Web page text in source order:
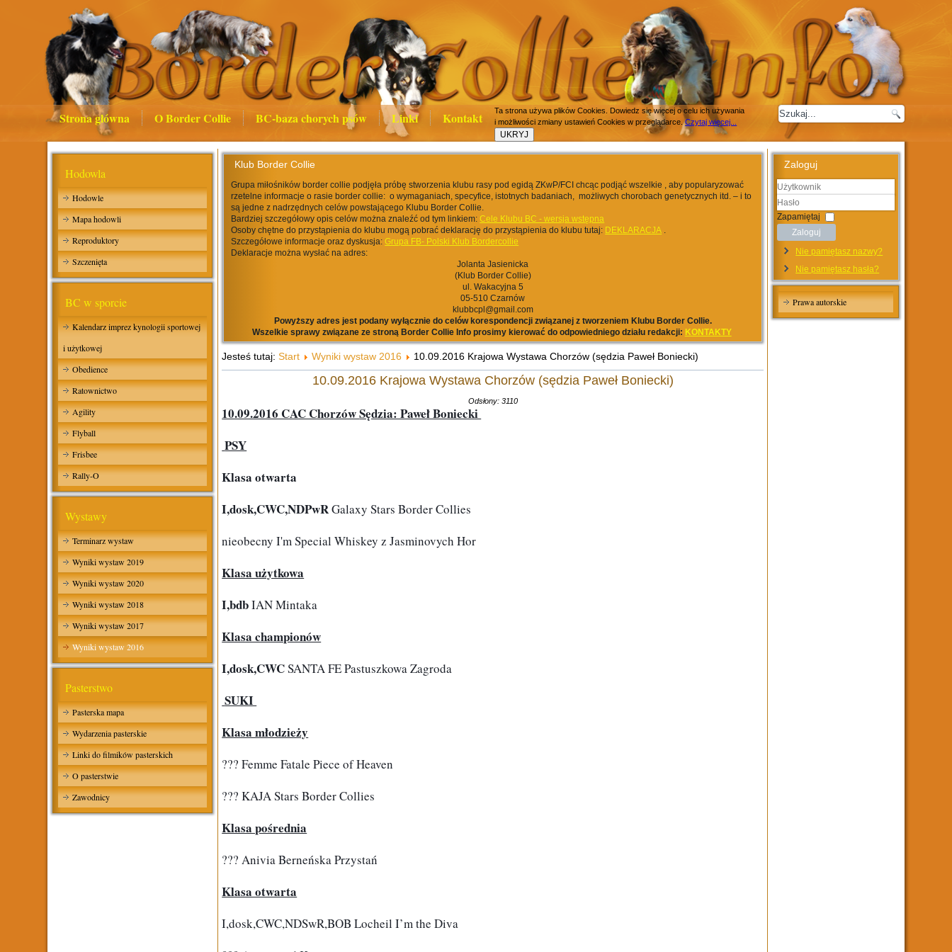
Strona główna O Border Collie BC-baza chorych psów Linki Kontakt
Ta strona używa plików Cookies. Dowiedz się więcej o celu ich używania
i możliwości zmiany ustawień Cookies w przeglądarce.Czytaj więcej...
Hodowla
Hodowle
Mapa hodowli
Reproduktory
Szczenięta
BC w sporcie
Kalendarz imprez kynologii sportowej
i użytkowej
Obedience
Ratownictwo
Agility
Flyball
Frisbee
Rally-O
Wystawy
Terminarz wystaw
Wyniki wystaw 2019
Wyniki wystaw 2020
Wyniki wystaw 2018
Wyniki wystaw 2017
Wyniki wystaw 2016
Pasterstwo
Pasterska mapa
Wydarzenia pasterskie
Linki do filmików pasterskich
O pasterstwie
Zawodnicy
Klub Border Collie
Grupa miłośników border collie podjęła próbę stworzenia klubu rasy pod egidą ZKwP/FCI chcąc podjąć wszelkie , aby popularyzować
rzetelne informacje o rasie border collie: o wymaganiach, specyfice, istotnych badaniach, możliwych chorobach genetycznych itd. – i to
są jedne z nadrzędnych celów powstającego Klubu Border Collie.
Bardziej szczegółowy opis celów można znaleźć od tym linkiem:Cele Klubu BC - wersja wstępna
Osoby chętne do przystąpienia do klubu mogą pobrać deklarację do przystąpienia do klubu tutaj: DEKLARACJA .
Szczegółowe informacje oraz dyskusja:Grupa FB- Polski Klub Bordercollie
Deklaracje można wysłać na adres:
Jolanta Jasienicka
(Klub Border Collie)
ul. Wakacyjna 5
05-510 Czarnów
klubbcpl@gmail.com
Powyższy adres jest podany wyłącznie do celów korespondencji związanej z tworzeniem Klubu Border Collie.
Wszelkie sprawy związane ze stroną Border Collie Info prosimy kierować do odpowiedniego działu redakcji: KONTAKTY
Jesteś tutaj:Start Wyniki wystaw 2016 10.09.2016 Krajowa Wystawa Chorzów (sędzia Paweł Boniecki)
10.09.2016 Krajowa Wystawa Chorzów (sędzia Paweł Boniecki)
Odsłony: 3110
10.09.2016 CAC Chorzów Sędzia: Paweł Boniecki
PSY
Klasa otwarta
I,dosk,CWC,NDPwR Galaxy Stars Border Collies
nieobecny I'm Special Whiskey z Jasminovych Hor
Klasa użytkowa
I,bdb IAN Mintaka
Klasa championów
I,dosk,CWC SANTA FE Pastuszkowa Zagroda
SUKI
Klasa młodzieży
??? Femme Fatale Piece of Heaven
??? KAJA Stars Border Collies
Klasa pośrednia
??? Anivia Berneńska Przystań
Klasa otwarta
I,dosk,CWC,NDSwR,BOB Locheil I’m the Diva
Zaloguj
Użytkownik
Hasło
Zapamiętaj
Zaloguj
Nie pamiętasz nazwy?
Nie pamiętasz hasła?
Prawa autorskie